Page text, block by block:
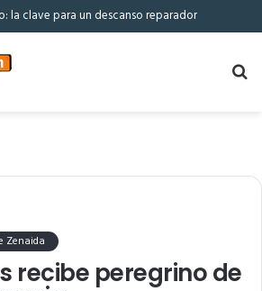
la clave para un descanso reparador
Zenaida
recibe peregrino de